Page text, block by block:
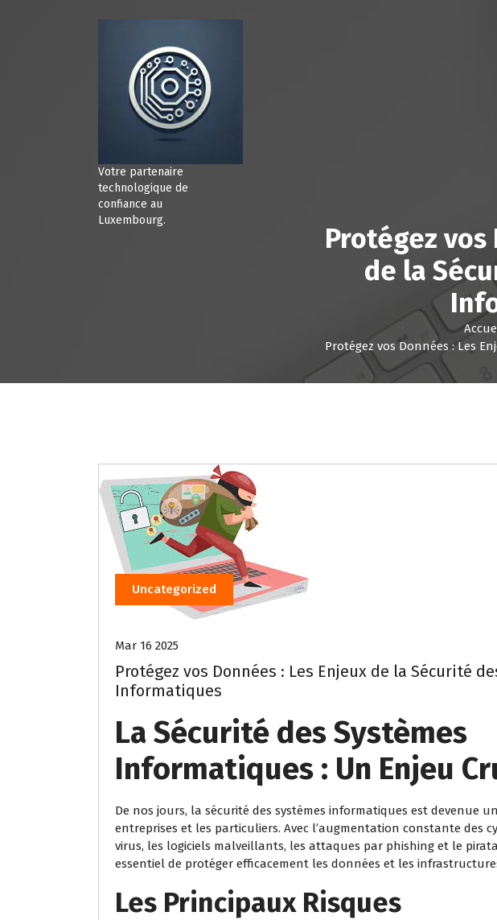
Votre partenaire
technologique de
confiance au
Luxembourg.
Protégez vos
de la
Protégez vos Données : Les
Uncategorized
Mar 16 2025
Protégez vos Données : Les Enjeux de la Sécurité
Informatiques
La Sécurité des Systèmes
Informatiques : Un Enjeu
De nos jours, la sécurité des systèmes informatiques est devenue
entreprises et les particuliers. Avec l’augmentation constante des
virus, les logiciels malveillants, les attaques par phishing et le
essentiel de protéger efficacement les données et les
Les Principaux Risques